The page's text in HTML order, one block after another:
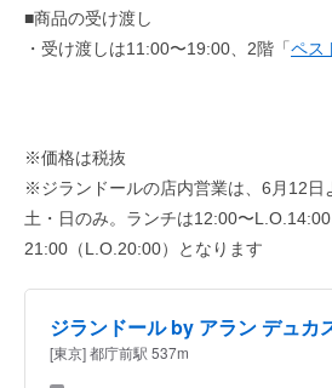
■商品の受け渡し
・受け渡しは11:00〜19:00、2階「ペス
※価格は税抜
※ジランドールの店内営業は、6月12日
土・日のみ。ランチは12:00〜
21:00（L.O.20:00）となります
ジランドール by アラン デュカ
[東京] 都庁前駅 537m